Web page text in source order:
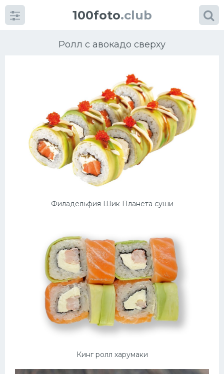
100foto.club
Ролл с авокадо сверху
Филадельфия Шик Планета суши
Кинг ролл харумаки
Категориикартинок
Супы
Мясные блюда
Напитки
Дизайн комнаты